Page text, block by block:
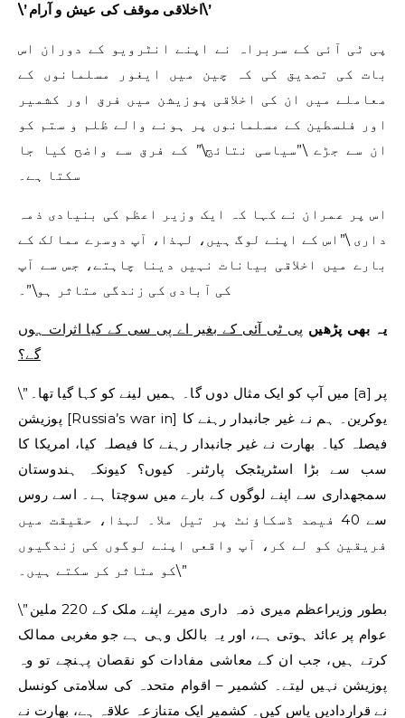
\’اخلاقی موقف کی عیش و آرام\’
پی ٹی آئی کے سربراہ نے اپنے انٹرویو کے دوران اس
بات کی تصدیق کی کہ چین میں ایغور مسلمانوں کے
معاملے میں ان کی اخلاقی پوزیشن میں فرق اور کشمیر
اور فلسطین کے مسلمانوں پر ہونے والے ظلم و ستم کو
ان سے جڑے \”سیاسی نتائج\” کے فرق سے واضح کیا جا
سکتا ہے۔
اس پر عمران نے کہا کہ ایک وزیر اعظم کی بنیادی ذمہ
داری \”اس کے اپنے لوگ ہیں، لہذا، آپ دوسرے ممالک کے
بارے میں اخلاقی بیانات نہیں دینا چاہتے، جس سے آپ
کی آبادی کی زندگی متاثر ہو\”۔
یہ بھی پڑھیں پی ٹی آئی کے بغیر اے پی سی کے کیا اثرات ہوں
گے؟
\”میں آپ کو ایک مثال دوں گا۔ ہمیں لینے کو کہا گیا تھا۔ [a] پر
پوزیشن [Russia’s war in] یوکرین۔ ہم نے غیر جانبدار رہنے کا
فیصلہ کیا۔ بھارت نے غیر جانبدار رہنے کا فیصلہ کیا، امریکا کا
سب سے بڑا اسٹریٹجک پارٹنر۔ کیوں؟ کیونکہ ہندوستان
سمجھداری سے اپنے لوگوں کے بارے میں سوچتا ہے۔ اسے روس
سے 40 فیصد ڈسکاؤنٹ پر تیل ملا۔ لہذا، حقیقت میں
فریقین کو لے کر، آپ واقعی اپنے لوگوں کی زندگیوں
کو متاثر کر سکتے ہیں۔\”
\”بطور وزیراعظم میری ذمہ داری میرے اپنے ملک کے 220 ملین
عوام پر عائد ہوتی ہے، اور یہ بالکل وہی ہے جو مغربی ممالک
کرتے ہیں، جب ان کے معاشی مفادات کو نقصان پہنچے تو وہ
پوزیشن نہیں لیتے۔ کشمیر – اقوام متحدہ کی سلامتی کونسل
نے قراردادیں پاس کیں۔ کشمیر ایک متنازعہ علاقہ ہے، بھارت نے